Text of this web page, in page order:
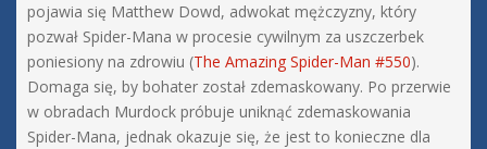
pojawia się Matthew Dowd, adwokat mężczyzny, który
pozwał Spider-Mana w procesie cywilnym za uszczerbek
poniesiony na zdrowiu (The Amazing Spider-Man #550).
Domaga się, by bohater został zdemaskowany. Po przerwie
w obradach Murdock próbuje uniknąć zdemaskowania
Spider-Mana, jednak okazuje się, że jest to konieczne dla